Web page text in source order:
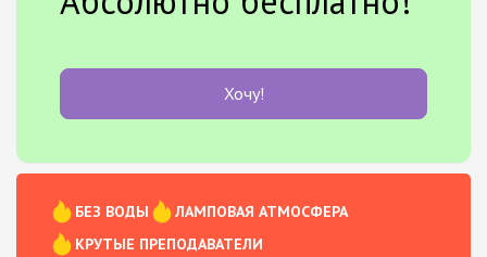
Хочу!
БЕЗ ВОДЫ
ЛАМПОВАЯ АТМОСФЕРА
КРУТЫЕ ПРЕПОДАВАТЕЛИ